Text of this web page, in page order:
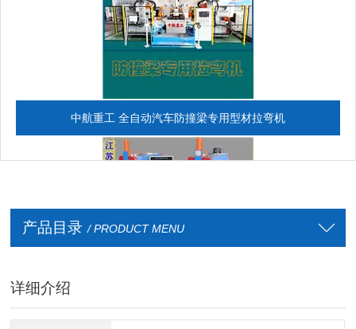
中航重工 全自动汽车防撞梁专用型材拉弯机
全自动CAD导图滚弯机
产品目录 / PRODUCT MENU
详细介绍